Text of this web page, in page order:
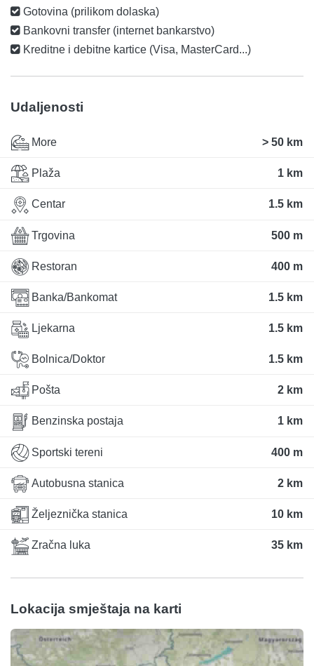
Gotovina (prilikom dolaska)
Bankovni transfer (internet bankarstvo)
Kreditne i debitne kartice (Visa, MasterCard...)
Udaljenosti
More > 50 km
Plaža 1 km
Centar 1.5 km
Trgovina 500 m
Restoran 400 m
Banka/Bankomat 1.5 km
Ljekarna 1.5 km
Bolnica/Doktor 1.5 km
Pošta 2 km
Benzinska postaja 1 km
Sportski tereni 400 m
Autobusna stanica 2 km
Željeznička stanica 10 km
Zračna luka 35 km
Lokacija smještaja na karti